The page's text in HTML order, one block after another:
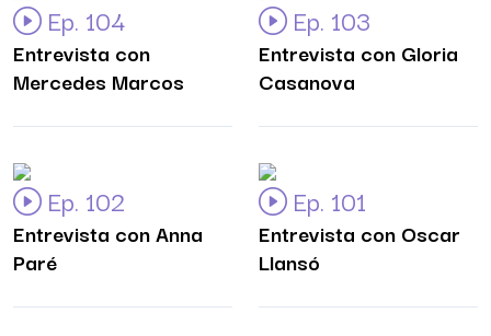
Ep. 104
Entrevista con
Mercedes Marcos
Ep. 103
Entrevista con Gloria
Casanova
Ep. 102
Entrevista con Anna
Paré
Ep. 101
Entrevista con Oscar
Llansó